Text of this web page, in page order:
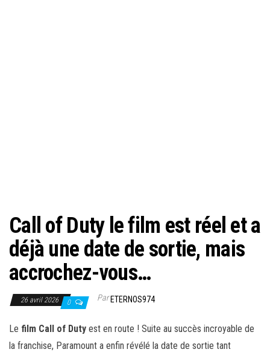
Call of Duty le film est réel et a
déjà une date de sortie, mais
accrochez-vous…
26 avril 2026 0 ParETERNOS974
Le film Call of Duty est en route ! Suite au succès incroyable de
la franchise, Paramount a enfin révélé la date de sortie tant